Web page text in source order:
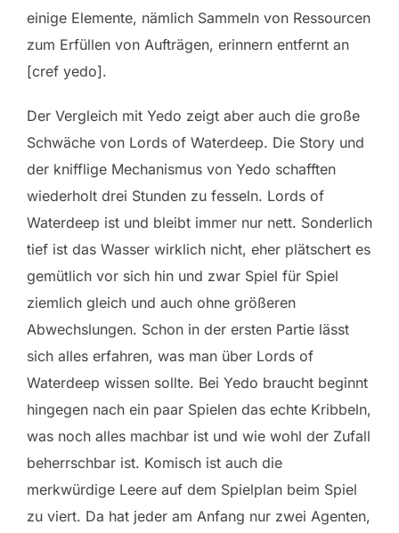
einige Elemente, nämlich Sammeln von Ressourcen
zum Erfüllen von Aufträgen, erinnern entfernt an
[cref yedo].
Der Vergleich mit Yedo zeigt aber auch die große
Schwäche von Lords of Waterdeep. Die Story und
der knifflige Mechanismus von Yedo schafften
wiederholt drei Stunden zu fesseln. Lords of
Waterdeep ist und bleibt immer nur nett. Sonderlich
tief ist das Wasser wirklich nicht, eher plätschert es
gemütlich vor sich hin und zwar Spiel für Spiel
ziemlich gleich und auch ohne größeren
Abwechslungen. Schon in der ersten Partie lässt
sich alles erfahren, was man über Lords of
Waterdeep wissen sollte. Bei Yedo braucht beginnt
hingegen nach ein paar Spielen das echte Kribbeln,
was noch alles machbar ist und wie wohl der Zufall
beherrschbar ist. Komisch ist auch die
merkwürdige Leere auf dem Spielplan beim Spiel
zu viert. Da hat jeder am Anfang nur zwei Agenten,